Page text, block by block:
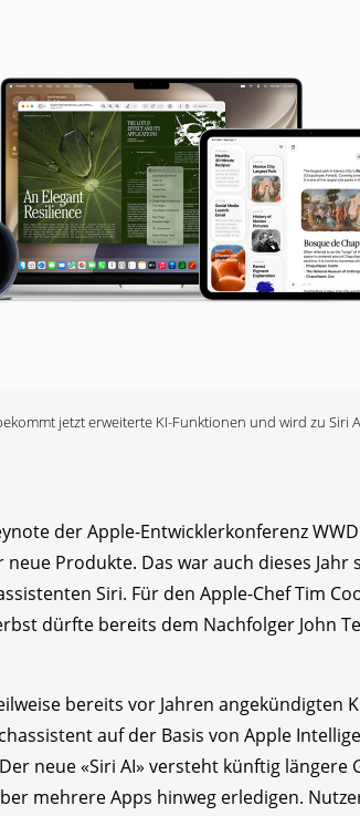
jetzt erweiterte KI-Funktionen und wird zu Siri
der Apple-Entwicklerkonferenz
Produkte. Das war auch dieses Jahr
Siri. Für den Apple-Chef Tim
dürfte bereits dem Nachfolger John
bereits vor Jahren angekündigten
auf der Basis von Apple
neue «Siri AI» versteht künftig längere
mehrere Apps hinweg erledigen.